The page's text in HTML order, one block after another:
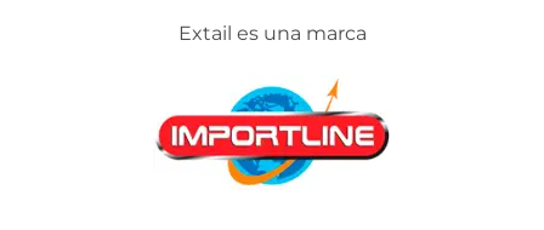
Extail es una marca